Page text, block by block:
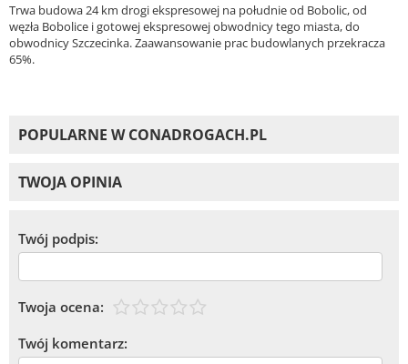
Trwa budowa 24 km drogi ekspresowej na południe od Bobolic, od
węzła Bobolice i gotowej ekspresowej obwodnicy tego miasta, do
obwodnicy Szczecinka. Zaawansowanie prac budowlanych przekracza
65%.
POPULARNE W CONADROGACH.PL
TWOJA OPINIA
Twój podpis:
Twoja ocena:
Twój komentarz: